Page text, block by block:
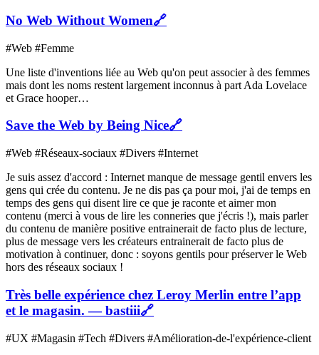
No Web Without Women🔗
#Web #Femme
Une liste d'inventions liée au Web qu'on peut associer à des femmes
mais dont les noms restent largement inconnus à part Ada Lovelace
et Grace hooper…
Save the Web by Being Nice🔗
#Web #Réseaux-sociaux #Divers #Internet
Je suis assez d'accord : Internet manque de message gentil envers les
gens qui crée du contenu. Je ne dis pas ça pour moi, j'ai de temps en
temps des gens qui disent lire ce que je raconte et aimer mon
contenu (merci à vous de lire les conneries que j'écris !), mais parler
du contenu de manière positive entrainerait de facto plus de lecture,
plus de message vers les créateurs entrainerait de facto plus de
motivation à continuer, donc : soyons gentils pour préserver le Web
hors des réseaux sociaux !
Très belle expérience chez Leroy Merlin entre l’app
et le magasin. — bastiii🔗
#UX #Magasin #Tech #Divers #Amélioration-de-l'expérience-client